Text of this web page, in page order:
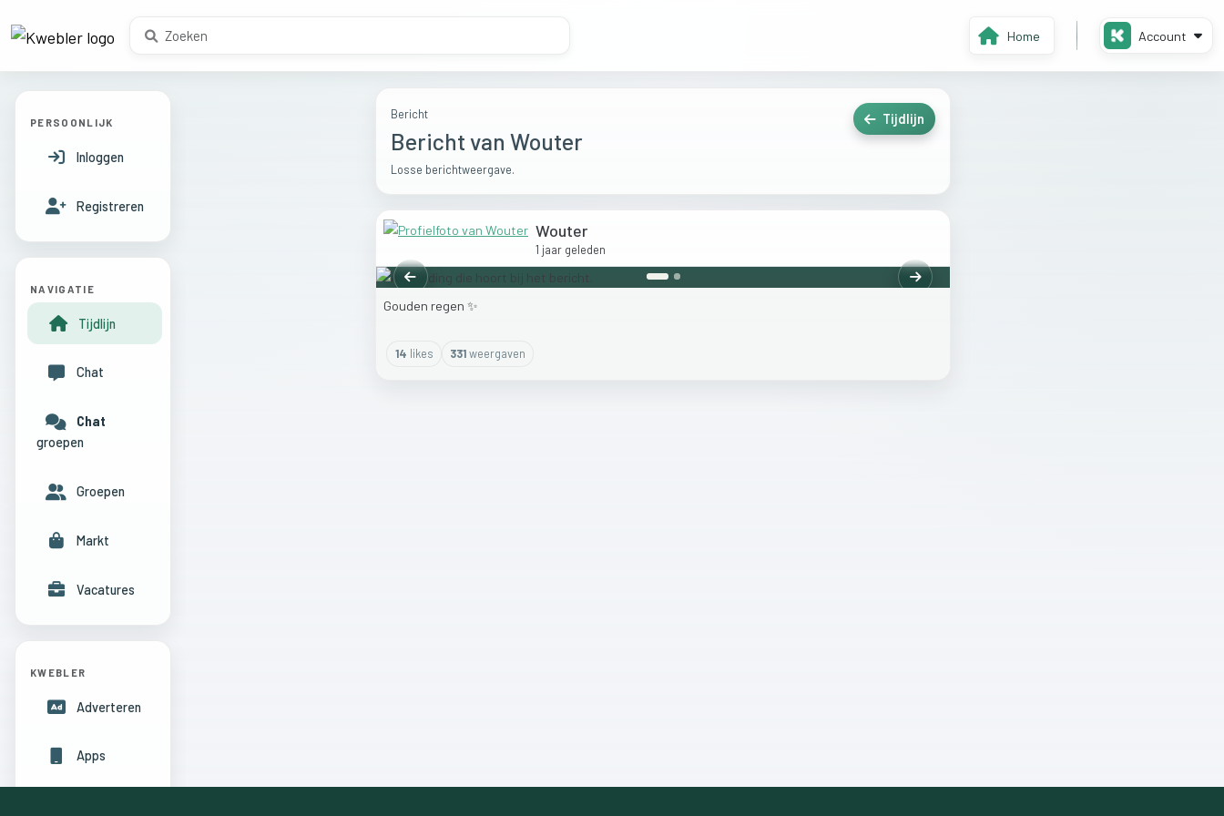
Home Account
Bericht
Bericht van Wouter
Losse berichtweergave.
Tijdlijn
Wouter
1 jaar geleden
Vorige
Volgende
Gouden regen ✨
14 likes 331weergaven
PERSOONLIJK
Inloggen
Registreren
NAVIGATIE
Tijdlijn
Chat
Chat
groepen
Groepen
Markt
Vacatures
KWEBLER
Adverteren
Apps